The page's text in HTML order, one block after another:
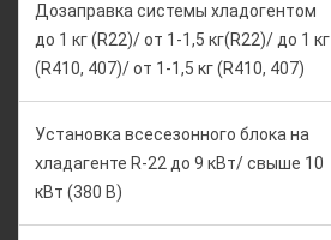
Дозаправка системы хладогентом
до 1 кг (R22)/ от 1-1,5 кг(R22)/ до 1 кг
(R410, 407)/ от 1-1,5 кг (R410, 407)
Установка всесезонного блока на
хладагенте R-22 до 9 кВт/ свыше 10
кВт (380 В)